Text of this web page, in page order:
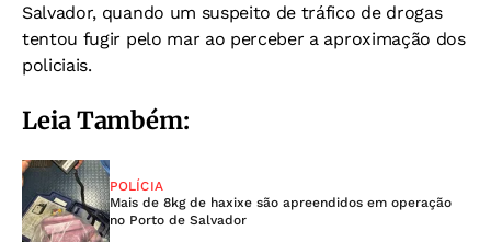
Salvador, quando um suspeito de tráfico de drogas
tentou fugir pelo mar ao perceber a aproximação dos
policiais.
Leia Também:
POLÍCIA
Mais de 8kg de haxixe são apreendidos em operação
no Porto de Salvador